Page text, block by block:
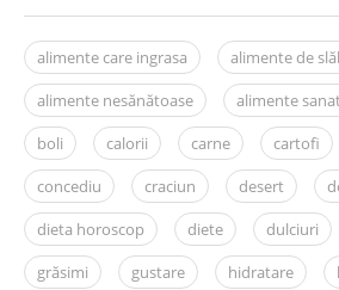
alimente care ingrasa
alimente de
alimente nesănătoase
alimente
boli
calorii carne cartofi
concediu
craciun desert
dieta horoscop
diete dulciuri
grăsimi
gustare hidratare